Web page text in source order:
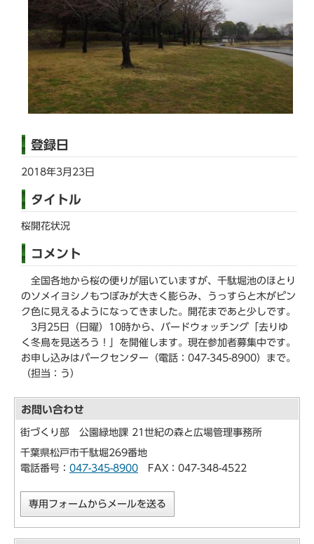
登録日
2018年3月23日
タイトル
桜開花状況
コメント
全国各地から桜の便りが届いていますが、千駄堀池のほとり
のソメイヨシノもつぼみが大きく膨らみ、うっすらと木がピン
ク色に見えるようになってきました。開花まであと少しです。
3月25日（日曜）10時から、バードウォッチング「去りゆ
く冬鳥を見送ろう！」を開催します。現在参加者募集中です。
お申し込みはパークセンター（電話：047-345-8900）まで。
（担当：う）
お問い合わせ
街づくり部 公園緑地課 21世紀の森と広場管理事務所
千葉県松戸市千駄堀269番地
電話番号： 047-345-8900 FAX：047-348-4522
専用フォームからメールを送る